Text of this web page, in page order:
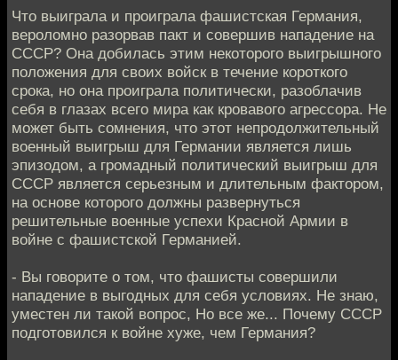
Что выиграла и проиграла фашистская Германия,
вероломно разорвав пакт и совершив нападение на
СССР? Она добилась этим некоторого выигрышного
положения для своих войск в течение короткого
срока, но она проиграла политически, разоблачив
себя в глазах всего мира как кровавого агрессора. Не
может быть сомнения, что этот непродолжительный
военный выигрыш для Германии является лишь
эпизодом, а громадный политический выигрыш для
СССР является серьезным и длительным фактором,
на основе которого должны развернуться
решительные военные успехи Красной Армии в
войне с фашистской Германией.
- Вы говорите о том, что фашисты совершили
нападение в выгодных для себя условиях. Не знаю,
уместен ли такой вопрос, Но все же... Почему СССР
подготовился к войне хуже, чем Германия?